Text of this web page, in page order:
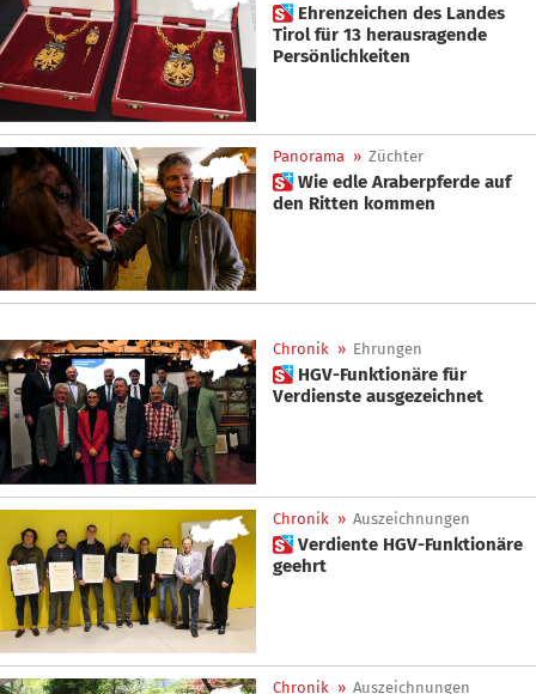
 Ehrenzeichen des Landes
Tirol für 13 herausragende
Persönlichkeiten
Panorama » Züchter
 Wie edle Araberpferde auf
den Ritten kommen
Chronik » Ehrungen
 HGV-Funktionäre für
Verdienste ausgezeichnet
Chronik » Auszeichnungen
 Verdiente HGV-Funktionäre
geehrt
Chronik » Auszeichnungen